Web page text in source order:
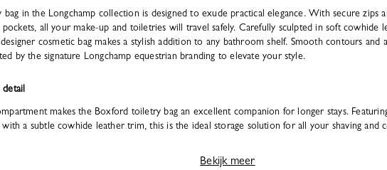
bag in the Longchamp collection is designed to exude practical elegance. With secure zips
all your make-up and toiletries will travel safely. Carefully sculpted in soft cowhide
cosmetic bag makes a stylish addition to any bathroom shelf. Smooth contours and
by the signature Longchamp equestrian branding to elevate your style.
detail
makes the Boxford toiletry bag an excellent companion for longer stays.
a subtle cowhide leather trim, this is the ideal storage solution for all your shaving and
Bekijk meer